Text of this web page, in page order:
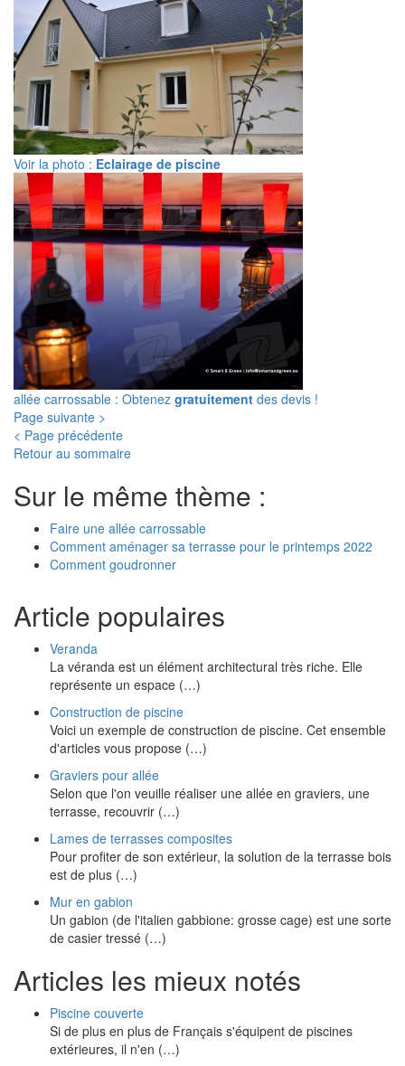
Voir la photo : Eclairage de piscine
allée carrossable : Obtenez gratuitement des devis !
Page suivante >
< Page précédente
Retour au sommaire
Sur le même thème :
Faire une allée carrossable
Comment aménager sa terrasse pour le printemps 2022
Comment goudronner
Article populaires
Veranda
La véranda est un élément architectural très riche. Elle
représente un espace (…)
Construction de piscine
Voici un exemple de construction de piscine. Cet ensemble
d'articles vous propose (…)
Graviers pour allée
Selon que l'on veuille réaliser une allée en graviers, une
terrasse, recouvrir (…)
Lames de terrasses composites
Pour profiter de son extérieur, la solution de la terrasse bois
est de plus (…)
Mur en gabion
Un gabion (de l'italien gabbione: grosse cage) est une sorte
de casier tressé (…)
Articles les mieux notés
Piscine couverte
Si de plus en plus de Français s'équipent de piscines
extérieures, il n'en (…)